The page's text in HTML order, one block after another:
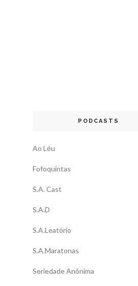
PODCASTS
Ao Léu
Fofoquintas
S.A. Cast
S.A.D
S.A.Leatório
S.A.Maratonas
Seriedade Anônima